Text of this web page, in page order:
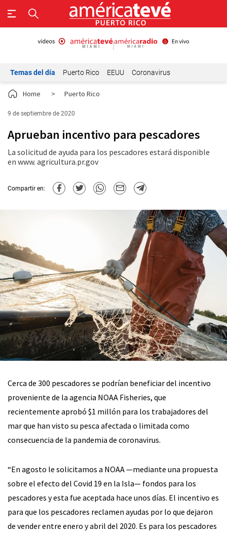
Temas del día Puerto Rico EEUU Coronavirus
Home > Puerto Rico
9 de septiembre de 2020
Aprueban incentivo para pescadores
La solicitud de ayuda para los pescadores estará disponible
en www. agricultura.pr.gov
Compartir en:
Cerca de 300 pescadores se podrían beneficiar del incentivo
proveniente de la agencia NOAA Fisheries, que
recientemente aprobó $1 millón para los trabajadores del
mar que han visto su pesca afectada o limitada como
consecuencia de la pandemia de coronavirus.
“En agosto le solicitamos a NOAA —mediante una propuesta
sobre el efecto del Covid 19 en la Isla— fondos para los
pescadores y esta fue aceptada hace unos días. El incentivo es
para que los pescadores reclamen ayudas por lo que dejaron
de vender entre enero y abril del 2020. Es para los pescadores